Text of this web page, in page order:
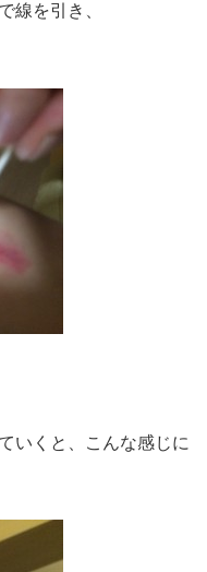
線を引き、
いくと、こんな感じに